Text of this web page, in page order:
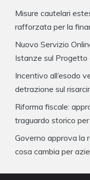
Misure cautelari
rafforzata per la
Nuovo Servizio
Istanze sul Progetto
Incentivo all’esodo
detrazione sul
Riforma fiscale:
traguardo storico per
Governo approva la
cosa cambia per